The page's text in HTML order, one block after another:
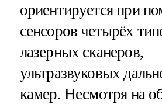
ориентируется при
сенсоров четырёх
лазерных сканеров,
ультразвуковых
камер. Несмотря на